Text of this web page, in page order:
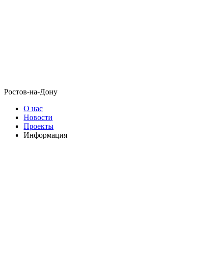
Ростов-на-Дону
О нас
Новости
Проекты
Информация